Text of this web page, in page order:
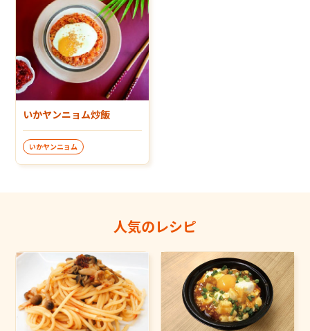
いかヤンニョム炒飯
いかヤンニョム
人気のレシピ